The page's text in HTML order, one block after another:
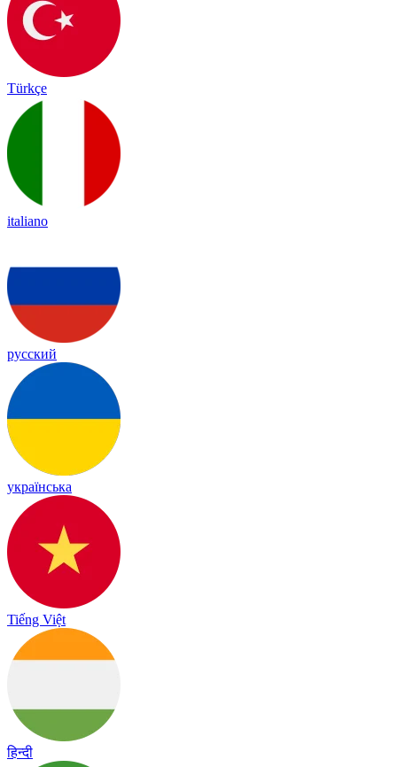
Türkçe
italiano
русский
українська
Tiếng Việt
हिन्दी